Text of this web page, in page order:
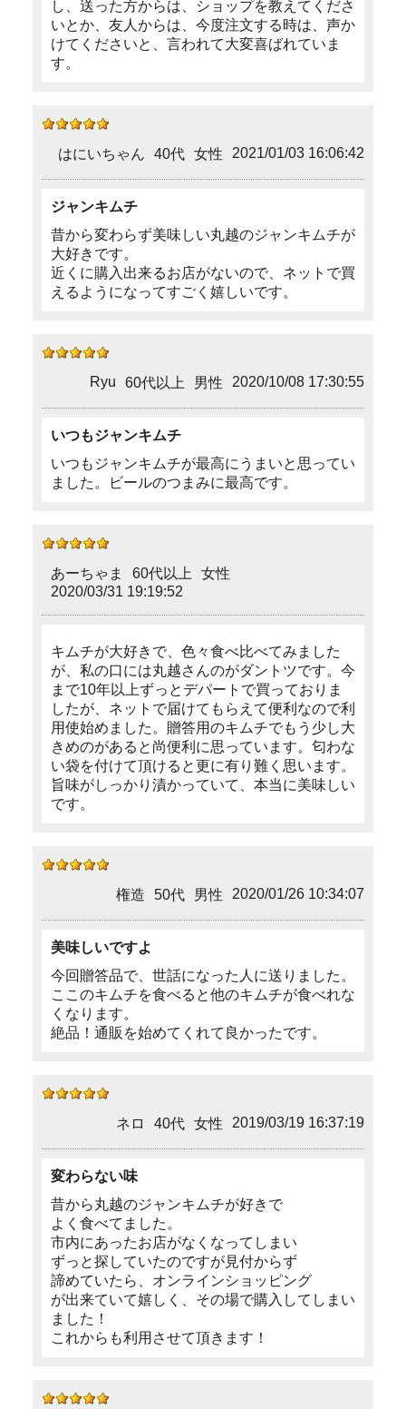
し、送った方からは、ショップを教えてくださ
いとか、友人からは、今度注文する時は、声か
けてくださいと、言われて大変喜ばれていま
す。
はにいちゃん 40代 女性 2021/01/03 16:06:42
ジャンキムチ
昔から変わらず美味しい丸越のジャンキムチが
大好きです。
近くに購入出来るお店がないので、ネットで買
えるようになってすごく嬉しいです。
Ryu 60代以上 男性 2020/10/08 17:30:55
いつもジャンキムチ
いつもジャンキムチが最高にうまいと思ってい
ました。ビールのつまみに最高です。
あーちゃま 60代以上
女性
2020/03/31 19:19:52
キムチが大好きで、色々食べ比べてみました
が、私の口には丸越さんのがダントツです。今
まで10年以上ずっとデパートで買っておりま
したが、ネットで届けてもらえて便利なので利
用使始めました。贈答用のキムチでもう少し大
きめのがあると尚便利に思っています。匂わな
い袋を付けて頂けると更に有り難く思います。
旨味がしっかり漬かっていて、本当に美味しい
です。
権造 50代 男性 2020/01/26 10:34:07
美味しいですよ
今回贈答品で、世話になった人に送りました。
ここのキムチを食べると他のキムチが食べれな
くなります。
絶品！通販を始めてくれて良かったです。
ネロ 40代 女性 2019/03/19 16:37:19
変わらない味
昔から丸越のジャンキムチが好きで
よく食べてました。
市内にあったお店がなくなってしまい
ずっと探していたのですが見付からず
諦めていたら、オンラインショッピング
が出来ていて嬉しく、その場で購入してしまい
ました！
これからも利用させて頂きます！